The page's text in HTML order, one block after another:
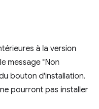
à la version
message "Non
bouton d'installation.
pourront pas installer